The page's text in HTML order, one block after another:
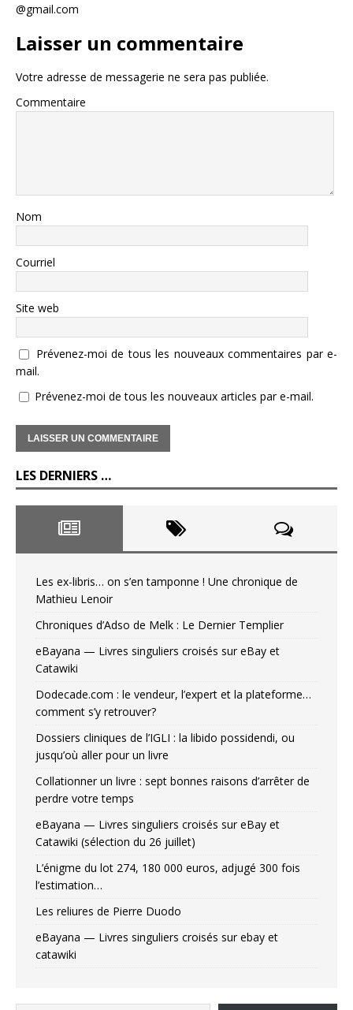
@gmail.com
Laisser un commentaire
Votre adresse de messagerie ne sera pas publiée.
Commentaire
Nom
Courriel
Site web
Prévenez-moi de tous les nouveaux commentaires par e-
mail.
Prévenez-moi de tous les nouveaux articles par e-mail.
LES DERNIERS …
Les ex-libris… on s’en tamponne ! Une chronique de
Mathieu Lenoir
Chroniques d’Adso de Melk : Le Dernier Templier
eBayana — Livres singuliers croisés sur eBay et
Catawiki
Dodecade.com : le vendeur, l’expert et la plateforme…
comment s’y retrouver?
Dossiers cliniques de l’IGLI : la libido possidendi, ou
jusqu’où aller pour un livre
Collationner un livre : sept bonnes raisons d’arrêter de
perdre votre temps
eBayana — Livres singuliers croisés sur eBay et
Catawiki (sélection du 26 juillet)
L’énigme du lot 274, 180 000 euros, adjugé 300 fois
l’estimation…
Les reliures de Pierre Duodo
eBayana — Livres singuliers croisés sur ebay et
catawiki